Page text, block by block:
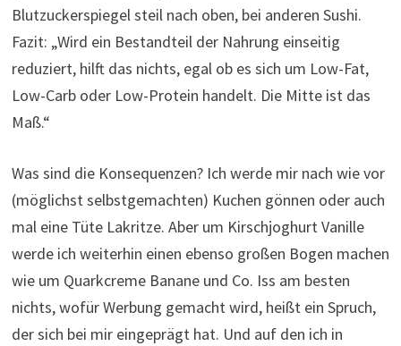
Blutzuckerspiegel steil nach oben, bei anderen Sushi.
Fazit: „Wird ein Bestandteil der Nahrung einseitig
reduziert, hilft das nichts, egal ob es sich um Low-Fat,
Low-Carb oder Low-Protein handelt. Die Mitte ist das
Maß.“
Was sind die Konsequenzen? Ich werde mir nach wie vor
(möglichst selbstgemachten) Kuchen gönnen oder auch
mal eine Tüte Lakritze. Aber um Kirschjoghurt Vanille
werde ich weiterhin einen ebenso großen Bogen machen
wie um Quarkcreme Banane und Co. Iss am besten
nichts, wofür Werbung gemacht wird, heißt ein Spruch,
der sich bei mir eingeprägt hat. Und auf den ich in